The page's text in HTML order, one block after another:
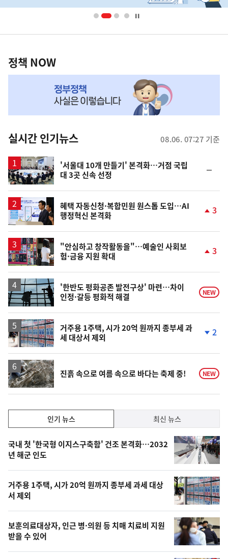
영
책
NOW,
뉴
스
정책 NOW
실시간 인기뉴스 08.06. 07:27 기준
'서울대 10개 만들기' 본격화…거점 국립
대 3곳 신속 선정
일
혜택 자동신청·복합민원 원스톱 도입…AI
행정혁신 본격화
상
3
"안심하고 창작활동을"…예술인 사회보
험·금융 지원 확대
상
승
3
'한반도 평화공존 발전구상' 마련…차이
인정·갈등 평화적 해결
NEW
거주용 1주택, 시가 20억 원까지 종부세 과
세 대상서 제외
하
락
2
진흙 속으로 여름 속으로 바다는 축제 중! NEW
기,
최
신,
오
늘
의
영
상
인기 뉴스 최신 뉴스
기
뉴
스
국내 첫 '한국형 이지스구축함' 건조 본격화…2032
년 해군 인도
거주용 1주택, 시가 20억 원까지 종부세 과세 대상
서 제외
보훈의료대상자, 인근 병·의원 등 치매 치료비 지원
받을 수 있어